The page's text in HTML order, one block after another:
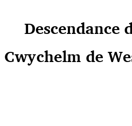
Cwychelm de